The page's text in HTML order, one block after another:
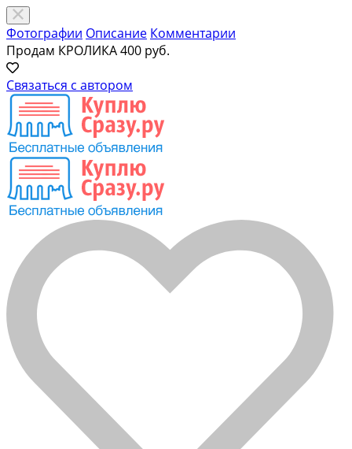
Фотографии Описание Комментарии
Продам КРОЛИКА400 руб.
Связаться с автором